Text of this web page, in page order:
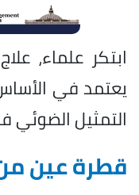
ابتكر علماء،
يعتمد في
التمثيل الضوئي
قطرة عين